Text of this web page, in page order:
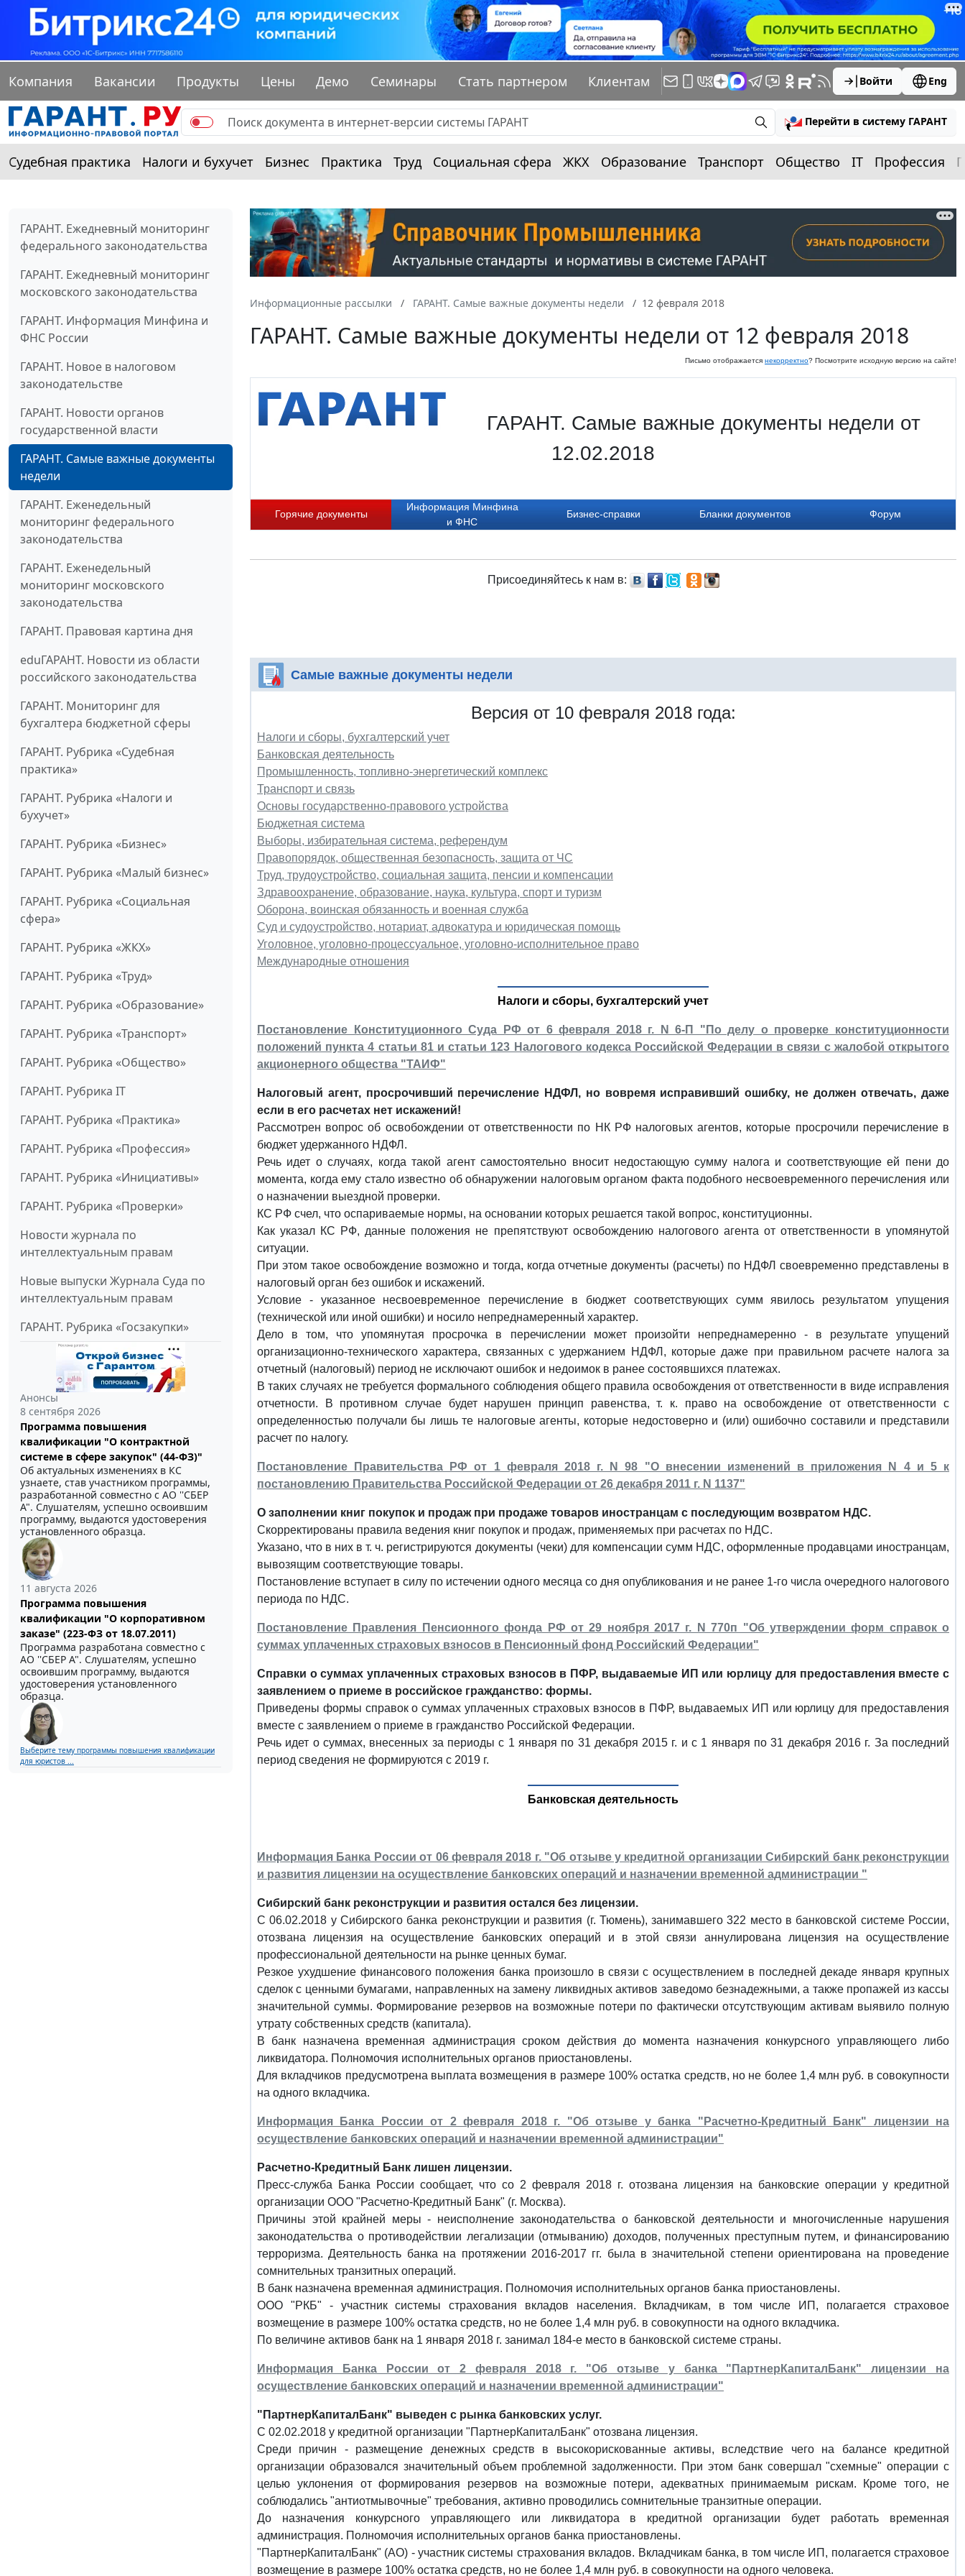
Компания Вакансии Продукты Цены Демо Семинары Стать партнером Клиентам Войти Eng
Перейти в систему ГАРАНТ
Судебная практика Налоги и бухучет Бизнес Практика Труд Социальная сфера ЖКХ Образование Транспорт Общество IT Профессия
ГАРАНТ. Ежедневный мониторинг
федерального законодательства
ГАРАНТ. Ежедневный мониторинг
московского законодательства
ГАРАНТ. Информация Минфина и
ФНС России
ГАРАНТ. Новое в налоговом
законодательстве
ГАРАНТ. Новости органов
государственной власти
ГАРАНТ. Самые важные документы
недели
ГАРАНТ. Еженедельный
мониторинг федерального
законодательства
ГАРАНТ. Еженедельный
мониторинг московского
законодательства
ГАРАНТ. Правовая картина дня
eduГАРАНТ. Новости из области
российского законодательства
ГАРАНТ. Мониторинг для
бухгалтера бюджетной сферы
ГАРАНТ. Рубрика «Судебная
практика»
ГАРАНТ. Рубрика «Налоги и
бухучет»
ГАРАНТ. Рубрика «Бизнес»
ГАРАНТ. Рубрика «Малый бизнес»
ГАРАНТ. Рубрика «Социальная
сфера»
ГАРАНТ. Рубрика «ЖКХ»
ГАРАНТ. Рубрика «Труд»
ГАРАНТ. Рубрика «Образование»
ГАРАНТ. Рубрика «Транспорт»
ГАРАНТ. Рубрика «Общество»
ГАРАНТ. Рубрика IT
ГАРАНТ. Рубрика «Практика»
ГАРАНТ. Рубрика «Профессия»
ГАРАНТ. Рубрика «Инициативы»
ГАРАНТ. Рубрика «Проверки»
Новости журнала по
интеллектуальным правам
Новые выпуски Журнала Суда по
интеллектуальным правам
ГАРАНТ. Рубрика «Госзакупки»
Анонсы
8 сентября 2026
Программа повышения
квалификации "О контрактной
системе в сфере закупок" (44-ФЗ)"
Об актуальных изменениях в КС
узнаете, став участником программы,
разработанной совместно с АО ''СБЕР
А". Слушателям, успешно освоившим
программу, выдаются удостоверения
установленного образца.
11 августа 2026
Программа повышения
квалификации "О корпоративном
заказе" (223-ФЗ от 18.07.2011)
Программа разработана совместно с
АО ''СБЕР А". Слушателям, успешно
освоившим программу, выдаются
удостоверения установленного
образца.
Выберите тему программы повышения квалификации
для юристов ...
Информационные рассылки ГАРАНТ. Самые важные документы недели 12 февраля 2018
ГАРАНТ. Самые важные документы недели от 12 февраля 2018
Письмо отображается некорректно? Посмотрите исходную версию на сайте!
ГАРАНТ. Самые важные документы недели от
12.02.2018
Горячие документы
Информация Минфина
и ФНС
Бизнес-справки Бланки документов Форум
Присоединяйтесь к нам в:
Самые важные документы недели
Версия от 10 февраля 2018 года:
Налоги и сборы, бухгалтерский учет
Банковская деятельность
Промышленность, топливно-энергетический комплекс
Транспорт и связь
Основы государственно-правового устройства
Бюджетная система
Выборы, избирательная система, референдум
Правопорядок, общественная безопасность, защита от ЧС
Труд, трудоустройство, социальная защита, пенсии и компенсации
Здравоохранение, образование, наука, культура, спорт и туризм
Оборона, воинская обязанность и военная служба
Суд и судоустройство, нотариат, адвокатура и юридическая помощь
Уголовное, уголовно-процессуальное, уголовно-исполнительное право
Международные отношения
Налоги и сборы, бухгалтерский учет
Постановление Конституционного Суда РФ от 6 февраля 2018 г. N 6-П "По делу о проверке конституционности
положений пункта 4 статьи 81 и статьи 123 Налогового кодекса Российской Федерации в связи с жалобой открытого
акционерного общества "ТАИФ"
Налоговый агент, просрочивший перечисление НДФЛ, но вовремя исправивший ошибку, не должен отвечать, даже
если в его расчетах нет искажений!
Рассмотрен вопрос об освобождении от ответственности по НК РФ налоговых агентов, которые просрочили перечисление в
бюджет удержанного НДФЛ.
Речь идет о случаях, когда такой агент самостоятельно вносит недостающую сумму налога и соответствующие ей пени до
момента, когда ему стало известно об обнаружении налоговым органом факта подобного несвоевременного перечисления или
о назначении выездной проверки.
КС РФ счел, что оспариваемые нормы, на основании которых решается такой вопрос, конституционны.
Как указал КС РФ, данные положения не препятствуют освобождению налогового агента от ответственности в упомянутой
ситуации.
При этом такое освобождение возможно и тогда, когда отчетные документы (расчеты) по НДФЛ своевременно представлены в
налоговый орган без ошибок и искажений.
Условие - указанное несвоевременное перечисление в бюджет соответствующих сумм явилось результатом упущения
(технической или иной ошибки) и носило непреднамеренный характер.
Дело в том, что упомянутая просрочка в перечислении может произойти непреднамеренно - в результате упущений
организационно-технического характера, связанных с удержанием НДФЛ, которые даже при правильном расчете налога за
отчетный (налоговый) период не исключают ошибок и недоимок в ранее состоявшихся платежах.
В таких случаях не требуется формального соблюдения общего правила освобождения от ответственности в виде исправления
отчетности. В противном случае будет нарушен принцип равенства, т. к. право на освобождение от ответственности с
определенностью получали бы лишь те налоговые агенты, которые недостоверно и (или) ошибочно составили и представили
расчет по налогу.
Постановление Правительства РФ от 1 февраля 2018 г. N 98 "О внесении изменений в приложения N 4 и 5 к
постановлению Правительства Российской Федерации от 26 декабря 2011 г. N 1137"
О заполнении книг покупок и продаж при продаже товаров иностранцам с последующим возвратом НДС.
Скорректированы правила ведения книг покупок и продаж, применяемых при расчетах по НДС.
Указано, что в них в т. ч. регистрируются документы (чеки) для компенсации сумм НДС, оформленные продавцами иностранцам,
вывозящим соответствующие товары.
Постановление вступает в силу по истечении одного месяца со дня опубликования и не ранее 1-го числа очередного налогового
периода по НДС.
Постановление Правления Пенсионного фонда РФ от 29 ноября 2017 г. N 770п "Об утверждении форм справок о
суммах уплаченных страховых взносов в Пенсионный фонд Российский Федерации"
Справки о суммах уплаченных страховых взносов в ПФР, выдаваемые ИП или юрлицу для предоставления вместе с
заявлением о приеме в российское гражданство: формы.
Приведены формы справок о суммах уплаченных страховых взносов в ПФР, выдаваемых ИП или юрлицу для предоставления
вместе с заявлением о приеме в гражданство Российской Федерации.
Речь идет о суммах, внесенных за периоды с 1 января по 31 декабря 2015 г. и с 1 января по 31 декабря 2016 г. За последний
период сведения не формируются с 2019 г.
Банковская деятельность
Информация Банка России от 06 февраля 2018 г. "Об отзыве у кредитной организации Сибирский банк реконструкции
и развития лицензии на осуществление банковских операций и назначении временной администрации "
Сибирский банк реконструкции и развития остался без лицензии.
С 06.02.2018 у Сибирского банка реконструкции и развития (г. Тюмень), занимавшего 322 место в банковской системе России,
отозвана лицензия на осуществление банковских операций и в этой связи аннулирована лицензия на осуществление
профессиональной деятельности на рынке ценных бумаг.
Резкое ухудшение финансового положения банка произошло в связи с осуществлением в последней декаде января крупных
сделок с ценными бумагами, направленных на замену ликвидных активов заведомо безнадежными, а также пропажей из кассы
значительной суммы. Формирование резервов на возможные потери по фактически отсутствующим активам выявило полную
утрату собственных средств (капитала).
В банк назначена временная администрация сроком действия до момента назначения конкурсного управляющего либо
ликвидатора. Полномочия исполнительных органов приостановлены.
Для вкладчиков предусмотрена выплата возмещения в размере 100% остатка средств, но не более 1,4 млн руб. в совокупности
на одного вкладчика.
Информация Банка России от 2 февраля 2018 г. "Об отзыве у банка "Расчетно-Кредитный Банк" лицензии на
осуществление банковских операций и назначении временной администрации"
Расчетно-Кредитный Банк лишен лицензии.
Пресс-служба Банка России сообщает, что со 2 февраля 2018 г. отозвана лицензия на банковские операции у кредитной
организации ООО "Расчетно-Кредитный Банк" (г. Москва).
Причины этой крайней меры - неисполнение законодательства о банковской деятельности и многочисленные нарушения
законодательства о противодействии легализации (отмыванию) доходов, полученных преступным путем, и финансированию
терроризма. Деятельность банка на протяжении 2016-2017 гг. была в значительной степени ориентирована на проведение
сомнительных транзитных операций.
В банк назначена временная администрация. Полномочия исполнительных органов банка приостановлены.
ООО "РКБ" - участник системы страхования вкладов населения. Вкладчикам, в том числе ИП, полагается страховое
возмещение в размере 100% остатка средств, но не более 1,4 млн руб. в совокупности на одного вкладчика.
По величине активов банк на 1 января 2018 г. занимал 184-е место в банковской системе страны.
Информация Банка России от 2 февраля 2018 г. "Об отзыве у банка "ПартнерКапиталБанк" лицензии на
осуществление банковских операций и назначении временной администрации"
"ПартнерКапиталБанк" выведен с рынка банковских услуг.
С 02.02.2018 у кредитной организации "ПартнерКапиталБанк" отозвана лицензия.
Среди причин - размещение денежных средств в высокорискованные активы, вследствие чего на балансе кредитной
организации образовался значительный объем проблемной задолженности. При этом банк совершал "схемные" операции с
целью уклонения от формирования резервов на возможные потери, адекватных принимаемым рискам. Кроме того, не
соблюдались "антиотмывочные" требования, активно проводились сомнительные транзитные операции.
До назначения конкурсного управляющего или ликвидатора в кредитной организации будет работать временная
администрация. Полномочия исполнительных органов банка приостановлены.
"ПартнерКапиталБанк" (АО) - участник системы страхования вкладов. Вкладчикам банка, в том числе ИП, полагается страховое
возмещение в размере 100% остатка средств, но не более 1,4 млн руб. в совокупности на одного человека.